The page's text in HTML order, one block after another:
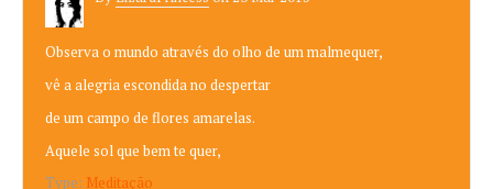
Observa o mundo através do olho de um malmequer,
vê a alegria escondida no despertar
de um campo de flores amarelas.
Aquele sol que bem te quer,
Type: Meditação